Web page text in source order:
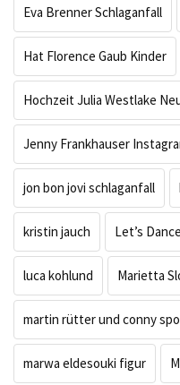
Eva Brenner Schlaganfall
Hat Florence Gaub Kinder
Hochzeit Julia Westlake
Jenny Frankhauser
jon bon jovi schlaganfall
kristin jauch Let’s
luca kohlund Marietta
martin rütter und conny
marwa eldesouki figur